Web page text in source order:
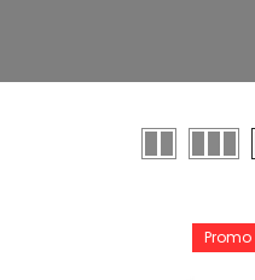
Promo